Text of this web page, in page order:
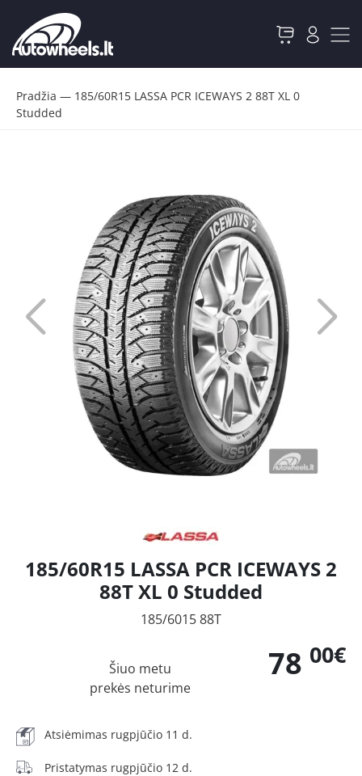
Pradžia — 185/60R15 LASSA PCR ICEWAYS 2 88T XL 0
Studded
185/60R15 LASSA PCR ICEWAYS 2
88T XL 0 Studded
185/6015 88T
78 00€
Šiuo metu
prekės neturime
Atsiėmimas rugpjūčio 11 d.
Pristatymas rugpjūčio 12 d.